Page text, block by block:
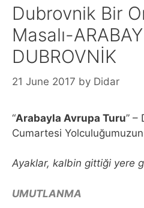
Dubrovnik Bir
Masalı-
DUBROVNİK
21 June 2017 by Didar
“Arabayla Avrupa Turu” –
Cumartesi
Ayaklar, kalbin gittiği yere
UMUTLANMA